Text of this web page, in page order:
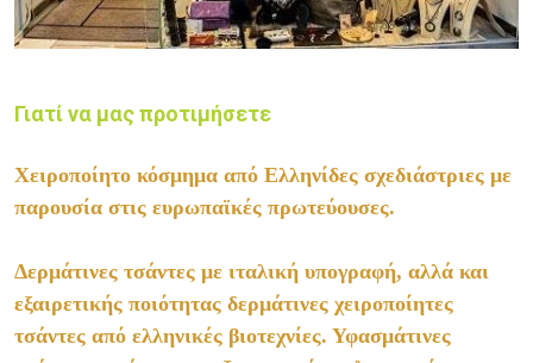
Γιατί να μας προτιμήσετε
Χειροποίητο κόσμημα από Ελληνίδες σχεδιάστριες με
παρουσία στις ευρωπαϊκές πρωτεύουσες.
Δερμάτινες τσάντες με ιταλική υπογραφή, αλλά και
εξαιρετικής ποιότητας δερμάτινες χειροποίητες
τσάντες από ελληνικές βιοτεχνίες. Υφασμάτινες